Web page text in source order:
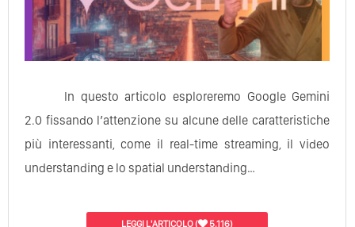
In questo articolo esploreremo Google Gemini
2.0 fissando l’attenzione su alcune delle caratteristiche
più interessanti, come il real-time streaming, il video
understanding e lo spatial understanding…
LEGGI L'ARTICOLO( 5.116)